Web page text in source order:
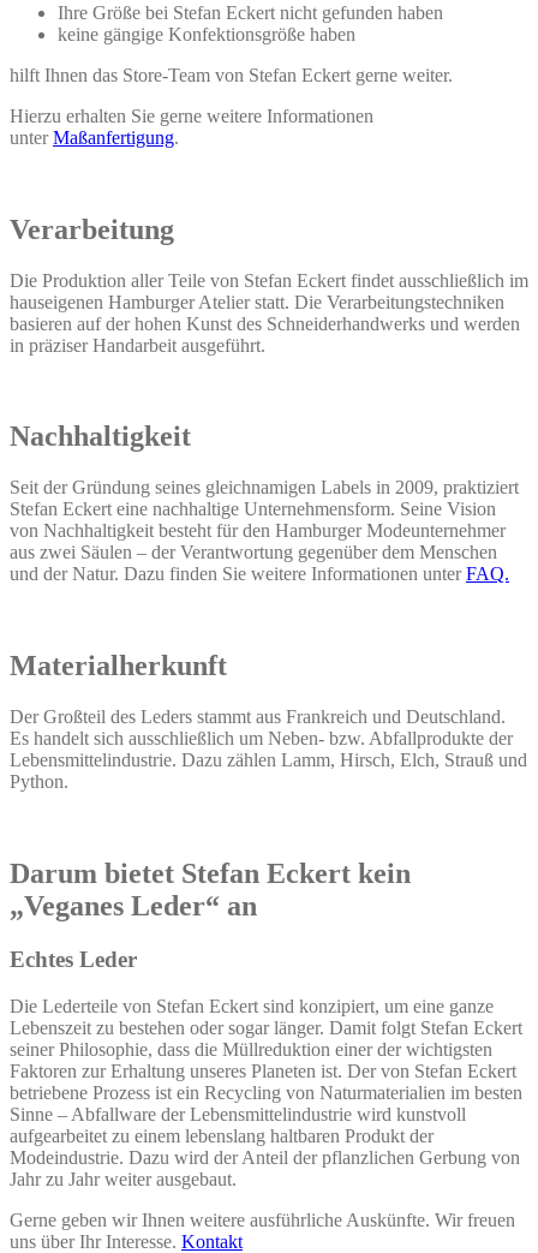
Ihre Größe bei Stefan Eckert nicht gefunden haben
keine gängige Konfektionsgröße haben
hilft Ihnen das Store-Team von Stefan Eckert gerne weiter.
Hierzu erhalten Sie gerne weitere Informationen
unterMaßanfertigung.
Verarbeitung
Die Produktion aller Teile von Stefan Eckert findet ausschließlich im
hauseigenen Hamburger Atelier statt. Die Verarbeitungstechniken
basieren auf der hohen Kunst des Schneiderhandwerks und werden
in präziser Handarbeit ausgeführt.
Nachhaltigkeit
Seit der Gründung seines gleichnamigen Labels in 2009, praktiziert
Stefan Eckert eine nachhaltige Unternehmensform. Seine Vision
von Nachhaltigkeit besteht für den Hamburger Modeunternehmer
aus zwei Säulen – der Verantwortung gegenüber dem Menschen
und der Natur. Dazu finden Sie weitere Informationen unterFAQ.
Materialherkunft
Der Großteil des Leders stammt aus Frankreich und Deutschland.
Es handelt sich ausschließlich um Neben- bzw. Abfallprodukte der
Lebensmittelindustrie. Dazu zählen Lamm, Hirsch, Elch, Strauß und
Python.
Darum bietet Stefan Eckert kein
„Veganes Leder“ an
Echtes Leder
Die Lederteile von Stefan Eckert sind konzipiert, um eine ganze
Lebenszeit zu bestehen oder sogar länger. Damit folgt Stefan Eckert
seiner Philosophie, dass die Müllreduktion einer der wichtigsten
Faktoren zur Erhaltung unseres Planeten ist. Der von Stefan Eckert
betriebene Prozess ist ein Recycling von Naturmaterialien im besten
Sinne – Abfallware der Lebensmittelindustrie wird kunstvoll
aufgearbeitet zu einem lebenslang haltbaren Produkt der
Modeindustrie. Dazu wird der Anteil der pflanzlichen Gerbung von
Jahr zu Jahr weiter ausgebaut.
Gerne geben wir Ihnen weitere ausführliche Auskünfte. Wir freuen
uns über Ihr Interesse. Kontakt